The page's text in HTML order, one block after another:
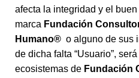
afecta la integridad y el
marca Fundación
Humano® o alguno de sus
de dicha falta “Usuario”,
ecosistemas de Fundación